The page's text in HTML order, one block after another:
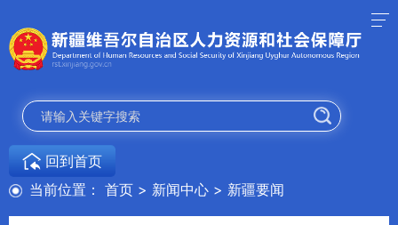
当前位置： 首页 > 新闻中心 > 新疆要闻
回到首页